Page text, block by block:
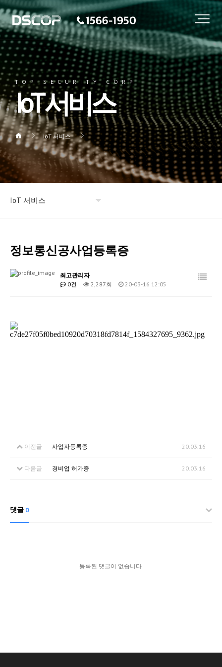
TOP SECURITY CORP
IoT 서비스
IoT 서비스
IoT 서비스
보안서비스
IoT 서비스
고객센터
정보통신공사업등록증
최고관리자
0건
2,287회 20-03-16 12:05
이전글 사업자등록증 20.03.16
다음글 경비업 허가증 20.03.16
댓글 0
등록된 댓글이 없습니다.